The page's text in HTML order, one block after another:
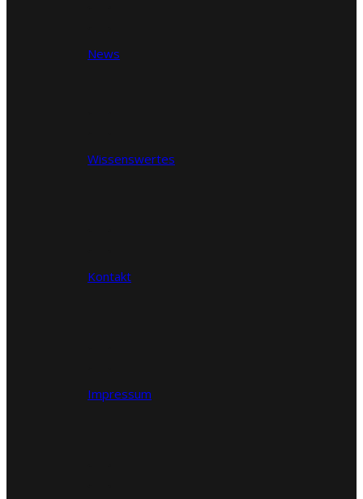
News
Wissenswertes
Kontakt
Impressum